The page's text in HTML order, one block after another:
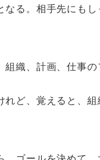
なる。相手先にも
組織、計画、仕事
れど、覚えると、組